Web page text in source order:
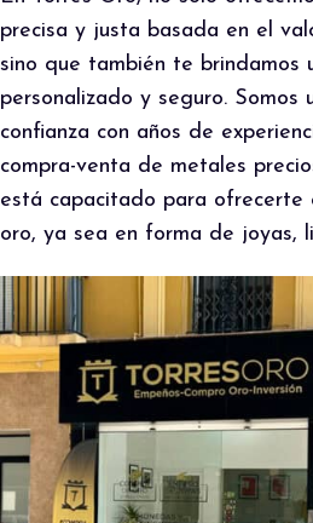
precisa y justa basada en el
sino que también te brindamos
personalizado y seguro. Somos
confianza con años de
compra-venta de metales
está capacitado para ofrecerte
oro, ya sea en forma de joyas,